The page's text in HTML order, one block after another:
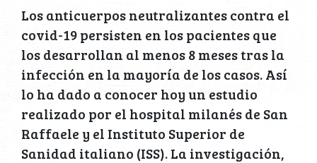
Los anticuerpos neutralizantes contra el
covid-19 persisten en los pacientes que
los desarrollan al menos 8 meses tras la
infección en la mayoría de los casos. Así
lo ha dado a conocer hoy un estudio
realizado por el hospital milanés de San
Raffaele y el Instituto Superior de
Sanidad italiano (ISS). La investigación,